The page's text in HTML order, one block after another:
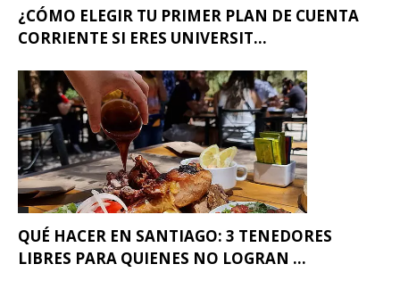
¿CÓMO ELEGIR TU PRIMER PLAN DE CUENTA
CORRIENTE SI ERES UNIVERSIT...
QUÉ HACER EN SANTIAGO: 3 TENEDORES
LIBRES PARA QUIENES NO LOGRAN ...